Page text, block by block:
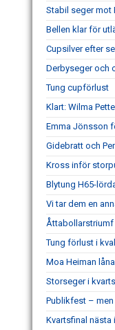
Stabil seger mot
Bellen klar för
Cupsilver efter
Derbyseger och
Tung cupförlust
Klart: Wilma
Emma Jönsson
Gidebratt och
Kross inför
Blytung H65-
Vi tar dem en
Åttabollarstriumf
Tung förlust i
Moa Heiman
Storseger i
Publikfest –
Kvartsfinal nästa